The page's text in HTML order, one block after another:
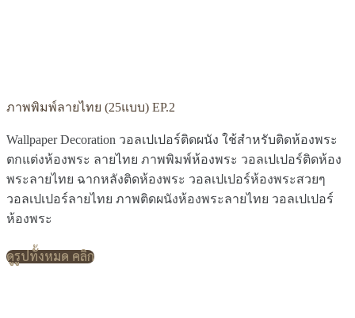
ภาพพิมพ์ลายไทย (25แบบ) EP.2
Wallpaper Decoration วอลเปเปอร์ติดผนัง ใช้สำหรับติดห้องพระ
ตกแต่งห้องพระ ลายไทย ภาพพิมพ์ห้องพระ วอลเปเปอร์ติดห้อง
พระลายไทย ฉากหลังติดห้องพระ วอลเปเปอร์ห้องพระสวยๆ
วอลเปเปอร์ลายไทย ภาพติดผนังห้องพระลายไทย วอลเปเปอร์
ห้องพระ
ดูรูปทั้งหมด คลิก